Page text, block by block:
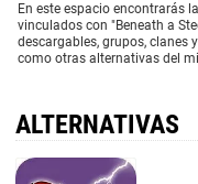
En este espacio encontrarás
vinculados con "Beneath a
descargables, grupos, clanes
como otras alternativas del
ALTERNATIVAS